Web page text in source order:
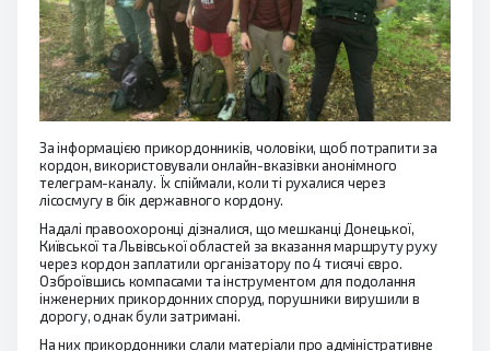
За інформацією прикордонників, чоловіки, щоб потрапити за
кордон, використовували онлайн-вказівки анонімного
телеграм-каналу. Їх спіймали, коли ті рухалися через
лісосмугу в бік державного кордону.
Надалі правоохоронці дізналися, що мешканці Донецької,
Київської та Львівської областей за вказання маршруту руху
через кордон заплатили організатору по 4 тисячі євро.
Озброївшись компасами та інструментом для подолання
інженерних прикордонних споруд, порушники вирушили в
дорогу, однак були затримані.
На них прикордонники слали матеріали про адміністративне